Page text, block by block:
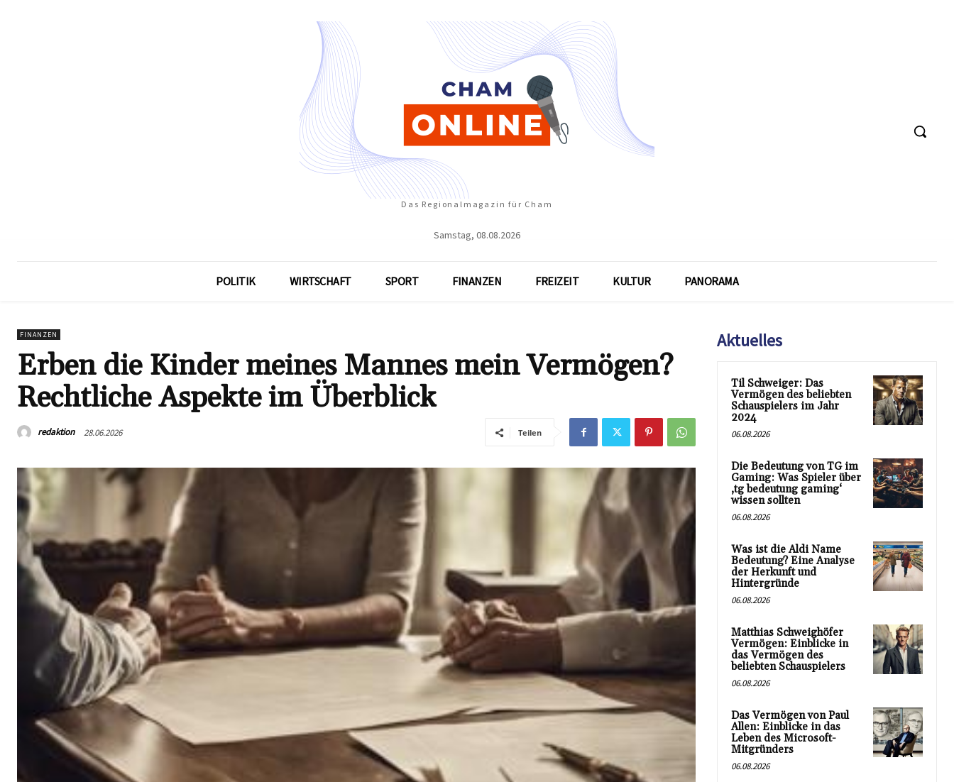
Das Regionalmagazin für Cham
Samstag, 08.08.2026
POLITIK WIRTSCHAFT SPORT FINANZEN FREIZEIT KULTUR PANORAMA
FINANZEN
Erben die Kinder meines Mannes mein Vermögen?
Rechtliche Aspekte im Überblick
redaktion 28.06.2026 Teilen
Aktuelles
Til Schweiger: Das
Vermögen des beliebten
Schauspielers im Jahr
2024
06.08.2026
Die Bedeutung von TG im
Gaming: Was Spieler über
‚tg bedeutung gaming‘
wissen sollten
06.08.2026
Was ist die Aldi Name
Bedeutung? Eine Analyse
der Herkunft und
Hintergründe
06.08.2026
Matthias Schweighöfer
Vermögen: Einblicke in
das Vermögen des
beliebten Schauspielers
06.08.2026
Das Vermögen von Paul
Allen: Einblicke in das
Leben des Microsoft-
Mitgründers
06.08.2026